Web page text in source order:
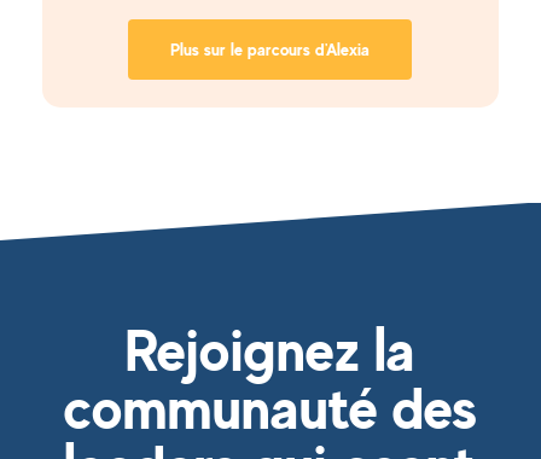
Plus sur le parcours d'Alexia
Rejoignez la
communauté des